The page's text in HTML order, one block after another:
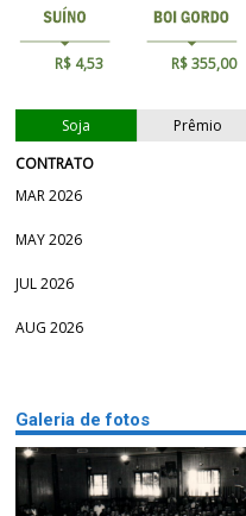
R$ 4,53 R$ 355,00
Soja Prêmio
CONTRATO
MAR 2026
MAY 2026
JUL 2026
AUG 2026
Galeria de fotos